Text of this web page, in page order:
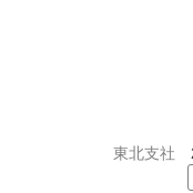
東北支社